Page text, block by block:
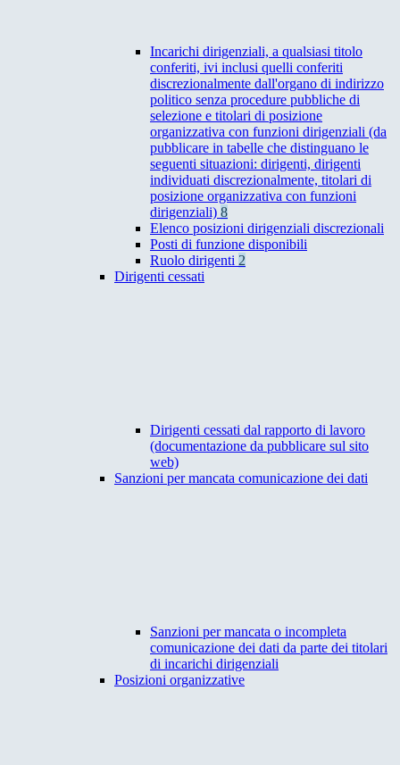
Incarichi dirigenziali, a qualsiasi titolo
conferiti, ivi inclusi quelli conferiti
discrezionalmente dall'organo di indirizzo
politico senza procedure pubbliche di
selezione e titolari di posizione
organizzativa con funzioni dirigenziali (da
pubblicare in tabelle che distinguano le
seguenti situazioni: dirigenti, dirigenti
individuati discrezionalmente, titolari di
posizione organizzativa con funzioni
dirigenziali) 8
Elenco posizioni dirigenziali discrezionali
Posti di funzione disponibili
Ruolo dirigenti 2
Dirigenti cessati
Dirigenti cessati dal rapporto di lavoro
(documentazione da pubblicare sul sito
web)
Sanzioni per mancata comunicazione dei dati
Sanzioni per mancata o incompleta
comunicazione dei dati da parte dei titolari
di incarichi dirigenziali
Posizioni organizzative